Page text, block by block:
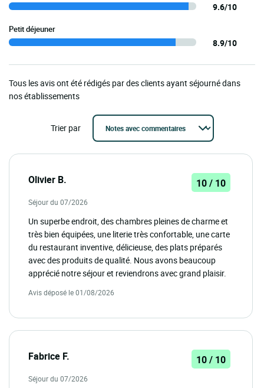
9.6/10
Petit déjeuner
8.9/10
Tous les avis ont été rédigés par des clients ayant séjourné dans
nos établissements
Trier par
Olivier B. 10 / 10
Séjour du 07/2026
Un superbe endroit, des chambres pleines de charme et
très bien équipées, une literie très confortable, une carte
du restaurant inventive, délicieuse, des plats préparés
avec des produits de qualité. Nous avons beaucoup
apprécié notre séjour et reviendrons avec grand plaisir.
Avis déposé le 01/08/2026
Fabrice F. 10 / 10
Séjour du 07/2026